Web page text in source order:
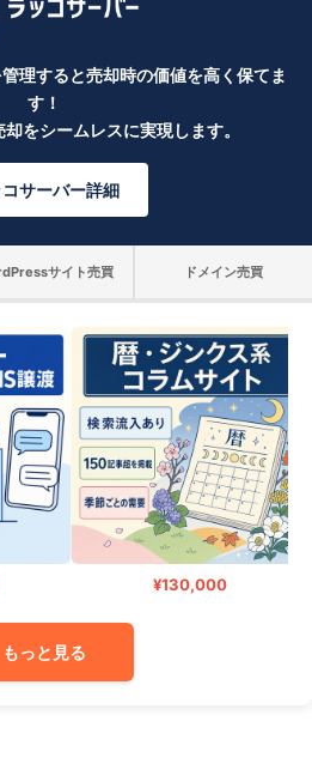
理すると売却時の価値を高く保てま
す！
をシームレスに実現します。
サーバー詳細
サイト売買 ドメイン売買
¥130,000
もっと見る